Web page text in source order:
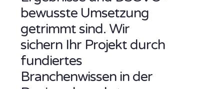
bewusste Umsetzung
getrimmt sind. Wir
sichern Ihr Projekt durch
fundiertes
Branchenwissen in der